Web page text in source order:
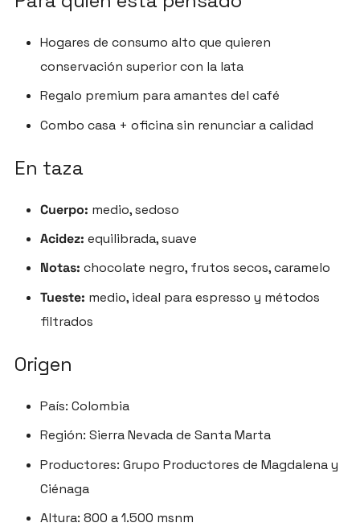
Hogares de consumo alto que quieren
conservación superior con la lata
Regalo premium para amantes del café
Combo casa + oficina sin renunciar a calidad
En taza
Cuerpo: medio, sedoso
Acidez: equilibrada, suave
Notas: chocolate negro, frutos secos, caramelo
Tueste: medio, ideal para espresso y métodos
filtrados
Origen
País: Colombia
Región: Sierra Nevada de Santa Marta
Productores: Grupo Productores de Magdalena y
Ciénaga
Altura: 800 a 1.500 msnm